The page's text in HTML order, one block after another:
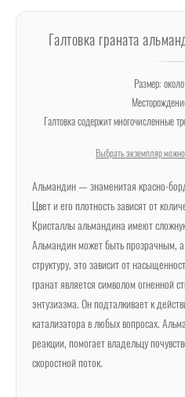
Галтовка граната
Размер:
Галтовка содержит многочисленные
Выбрать экземпляр
Альмандин — знаменитая красно-
Цвет и его плотность зависят от
Кристаллы альмандина имеют
Альмандин может быть прозрачным,
структуру, это зависит от
гранат является символом огненной
энтузиазма. Он подталкивает к
катализатора в любых вопросах.
реакции, помогает владельцу
скоростной поток.